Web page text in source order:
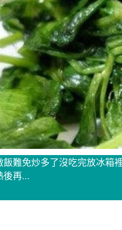
飯難免炒多了沒吃完放冰箱
後再...